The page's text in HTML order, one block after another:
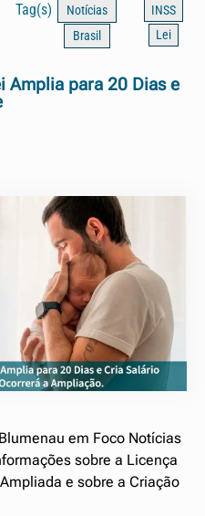
Tag(s)
Notícias
Brasil
INSS
Lei
Amplia para 20 Dias e
em Foco Notícias
sobre a Licença
e sobre a Criação